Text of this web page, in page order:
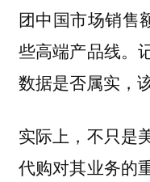
团中国市场销售
些高端产品线。
数据是否属实，
实际上，不只是
代购对其业务的